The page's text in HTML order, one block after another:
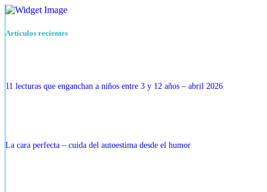
Artículos recientes
11 lecturas que enganchan a niños entre 3 y 12 años – abril 2026
La cara perfecta – cuida del autoestima desde el humor